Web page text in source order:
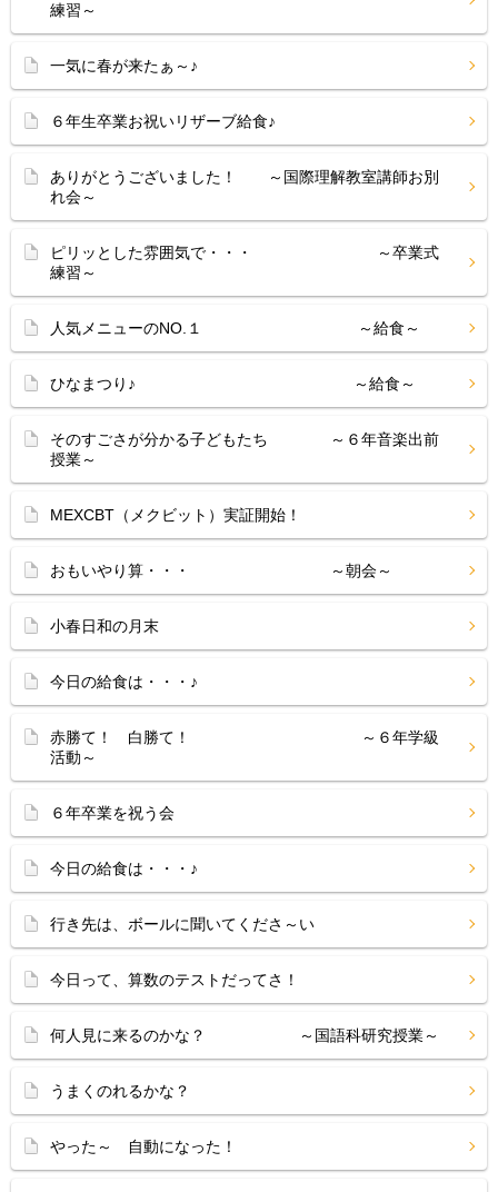
練習～
一気に春が来たぁ～♪
６年生卒業お祝いリザーブ給食♪
ありがとうございました！ ～国際理解教室講師お別
れ会～
ピリッとした雰囲気で・・・ ～卒業式
練習～
人気メニューのNO.１ ～給食～
ひなまつり♪ ～給食～
そのすごさが分かる子どもたち ～６年音楽出前
授業～
MEXCBT（メクビット）実証開始！
おもいやり算・・・ ～朝会～
小春日和の月末
今日の給食は・・・♪
赤勝て！ 白勝て！ ～６年学級
活動～
６年卒業を祝う会
今日の給食は・・・♪
行き先は、ボールに聞いてくださ～い
今日って、算数のテストだってさ！
何人見に来るのかな？ ～国語科研究授業～
うまくのれるかな？
やった～ 自動になった！